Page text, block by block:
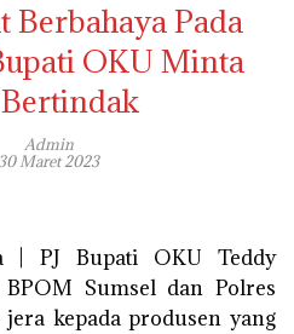
Berbahaya Pada
OKU Minta
Admin
30 Maret 2023
| PJ Bupati OKU Teddy
Sumsel dan Polres
kepada produsen yang